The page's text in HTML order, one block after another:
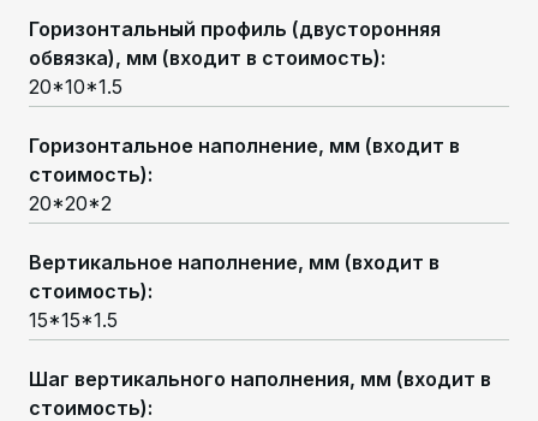
Горизонтальный профиль (двусторонняя
обвязка), мм (входит в стоимость):
20*10*1.5
Горизонтальное наполнение, мм (входит в
стоимость):
20*20*2
Вертикальное наполнение, мм (входит в
стоимость):
15*15*1.5
Шаг вертикального наполнения, мм (входит в
стоимость):